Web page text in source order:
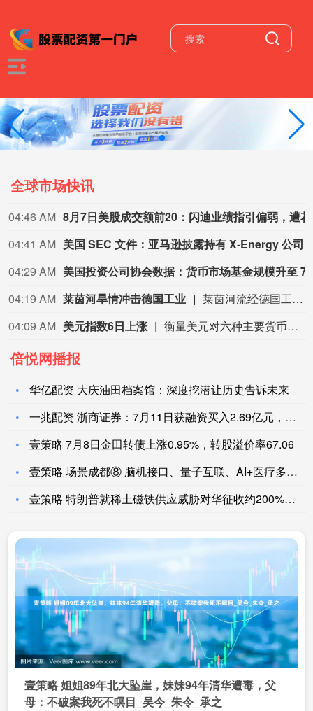
全球市场快讯
04:46 AM
04:41 AM
04:29 AM
04:19 AM 莱茵河旱情冲击德国工业
莱茵河流经德国工业核心地带，承载着德国约80%的内河航运量。受高温干旱影响，近期莱茵河水位持续走低。德国联邦水路与航运管理局数据显示，6日，莱茵河咽喉要道——考布河段通航水深已打破2018年创下的历史最低纪录。同一天，德国交通部长斯特芬·比尔格召集企业高管、航运公司及港口负责人磋商对策。他表示，短期将研究保障运输的方案，长期则包括疏浚航道、改善航运条件等。德国商业银行等机构也警告，若水位继续下降，德国内河航运成本可能继续升高，供应链中断和工业减产风险将进一步上升。（央视新闻）
04:09 AM 美元指数6日上涨 衡量美元对六种主要货币的美元指数当天上涨0.25%，在汇市尾市收于99.930。截至纽约汇市尾市，1欧元兑换1.1524美元，低于前一交易日的1.1553美元；1英镑兑换1.3457美元，低于前一交易日的1.3469美元。1美元兑换158.33日元，高于前一交易日的157.67日元；1美元兑换0.8122瑞士法郎，高于前一交易日的0.8069瑞士法郎；1美元兑换1.4014加元，高于前一交易日的1.4008加元；1美元兑换9.5068瑞典克朗，高于前一交易日的9.4832瑞典克朗。
倍悦网播报
华亿配资 大庆油田档案馆：深度挖潜让历史告诉未来
一兆配资 浙商证券：7月11日获融资买入2.69亿元，占当日
壹策略 7月8日金田转债上涨0.95%，转股溢价率67.06
壹策略 场景成都⑧ 脑机接口、量子互联、AI+医疗多场景
壹策略 特朗普就稀土磁铁供应威胁对华征收约200%关税，中方
壹策略 姐姐89年北大坠崖，妹妹94年清华遭毒，父
母：不破案我死不瞑目_吴今_朱令_承之